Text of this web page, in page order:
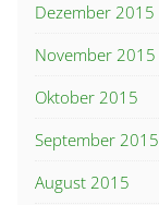
Dezember 2015
November 2015
Oktober 2015
September 2015
August 2015